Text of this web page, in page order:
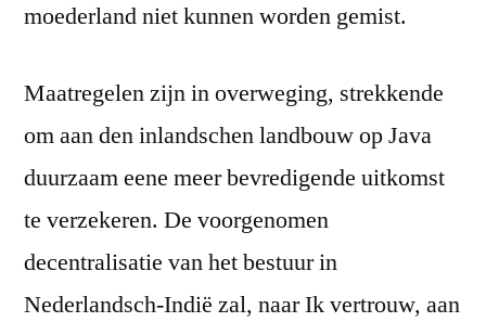
moederland niet kunnen worden gemist.
Maatregelen zijn in overweging, strekkende
om aan den inlandschen landbouw op Java
duurzaam eene meer bevredigende uitkomst
te verzekeren. De voorgenomen
decentralisatie van het bestuur in
Nederlandsch-Indië zal, naar Ik vertrouw, aan